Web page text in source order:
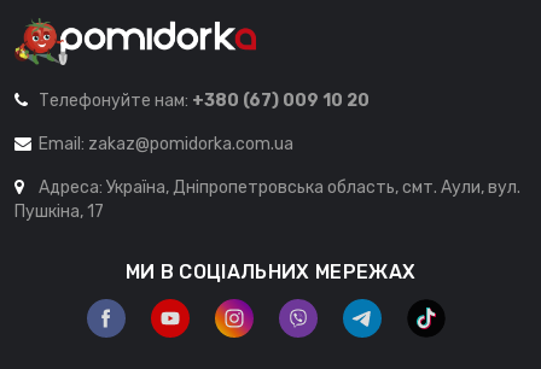
Телефонуйте нам: +380 (67) 009 10 20
Email: zakaz@pomidorka.com.ua
Адреса: Україна, Дніпропетровська область, смт. Аули, вул.
Пушкіна, 17
МИ В СОЦІАЛЬНИХ МЕРЕЖАХ